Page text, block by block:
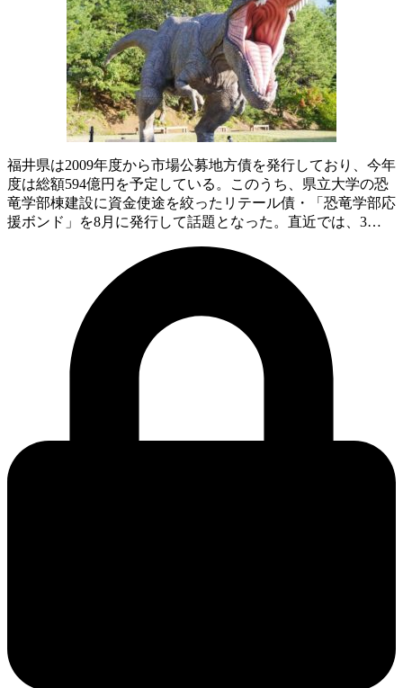
福井県は2009年度から市場公募地方債を発行しており、今年
度は総額594億円を予定している。このうち、県立大学の恐
竜学部棟建設に資金使途を絞ったリテール債・「恐竜学部応
援ボンド」を8月に発行して話題となった。直近では、3…